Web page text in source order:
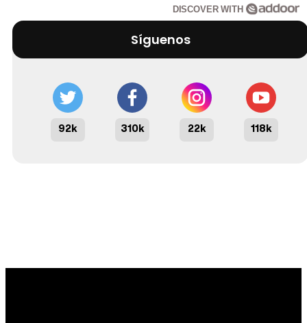
DISCOVER WITH
Síguenos
92k 310k 22k 118k